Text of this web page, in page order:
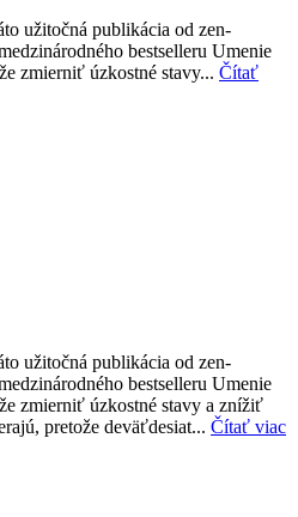
užitočná publikácia od zen-
bestselleru Umenie
zmierniť úzkostné stavy... Čítať
užitočná publikácia od zen-
bestselleru Umenie
zmierniť úzkostné stavy a znížiť
pretože deväťdesiat... Čítať viac